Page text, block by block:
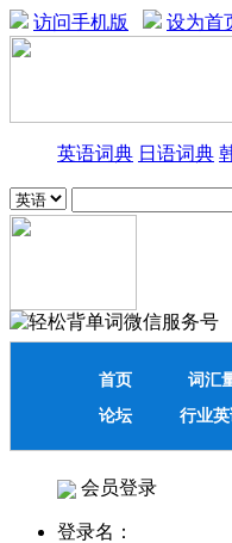
访问手机版 设为首
英语词典 日语词典
首页 词汇
论坛
行业
会员登录
登录名：